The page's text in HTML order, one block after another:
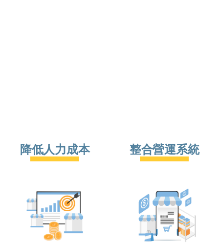
降低人力成本 整合營運系統